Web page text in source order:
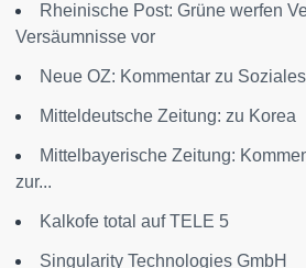
Rheinische Post: Grüne werfen
Versäumnisse vor
Neue OZ: Kommentar zu
Mitteldeutsche Zeitung: zu Korea
Mittelbayerische Zeitung:
zur...
Kalkofe total auf TELE 5
Singularity Technologies GmbH